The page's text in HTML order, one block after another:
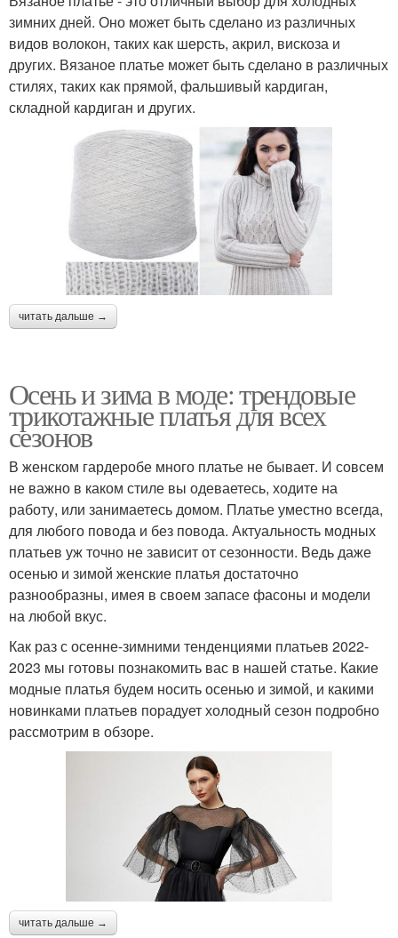
зимних дней. Оно может быть сделано из различных
видов волокон, таких как шерсть, акрил, вискоза и
других. Вязаное платье может быть сделано в различных
стилях, таких как прямой, фальшивый кардиган,
складной кардиган и других.
читать дальше →
Осень и зима в моде: трендовые
трикотажные платья для всех
сезонов
В женском гардеробе много платье не бывает. И совсем
не важно в каком стиле вы одеваетесь, ходите на
работу, или занимаетесь домом. Платье уместно всегда,
для любого повода и без повода. Актуальность модных
платьев уж точно не зависит от сезонности. Ведь даже
осенью и зимой женские платья достаточно
разнообразны, имея в своем запасе фасоны и модели
на любой вкус.
Как раз с осенне-зимними тенденциями платьев 2022-
2023 мы готовы познакомить вас в нашей статье. Какие
модные платья будем носить осенью и зимой, и какими
новинками платьев порадует холодный сезон подробно
рассмотрим в обзоре.
читать дальше →